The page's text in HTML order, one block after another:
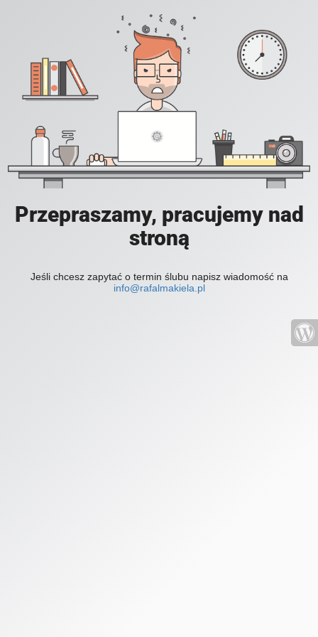
Przepraszamy, pracujemy nad
stroną
Jeśli chcesz zapytać o termin ślubu napisz wiadomość na
info@rafalmakiela.pl